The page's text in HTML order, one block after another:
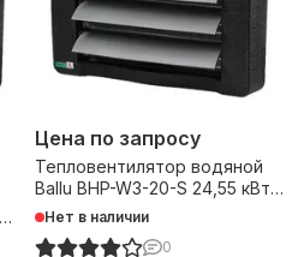
Цена по запросу
Тепловентилятор водяной
Ballu BHP-W3-20-S 24,55 кВт
38936
Нет в наличии
0